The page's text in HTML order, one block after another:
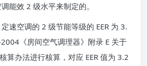
能效 2 级水平来制定的。
速空调的 2 级节能等级的 EER 为 3.
《房间空气调理器》附录 E 关于
算办法进行核算，对应 EER 值为 3.2